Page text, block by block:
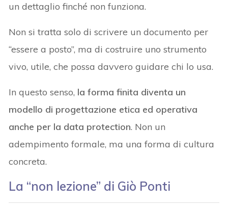
un dettaglio finché non funziona.
Non si tratta solo di scrivere un documento per
“essere a posto”, ma di costruire uno strumento
vivo, utile, che possa davvero guidare chi lo usa.
In questo senso, la forma finita diventa un
modello di progettazione etica ed operativa
anche per la data protection. Non un
adempimento formale, ma una forma di cultura
concreta.
La “non lezione” di Giò Ponti